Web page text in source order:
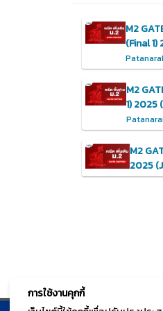
M2
(Final
M2
1) 2025
M2
2025
การใช้งานคุกกี้